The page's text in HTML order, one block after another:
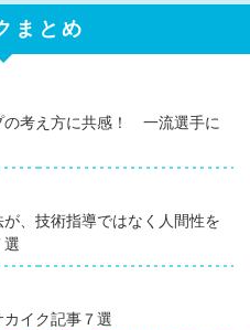
まとめ
の考え方に共感！ 一流選手に
、技術指導ではなく人間性を
選
イク記事７選